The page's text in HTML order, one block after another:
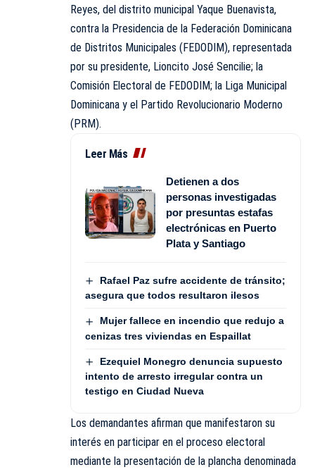
Reyes, del distrito municipal Yaque Buenavista,
contra la Presidencia de la Federación Dominicana
de Distritos Municipales (FEDODIM), representada
por su presidente, Lioncito José Sencilie; la
Comisión Electoral de FEDODIM; la Liga Municipal
Dominicana y el Partido Revolucionario Moderno
(PRM).
Leer Más
Detienen a dos
personas investigadas
por presuntas estafas
electrónicas en Puerto
Plata y Santiago
Rafael Paz sufre accidente de tránsito;
asegura que todos resultaron ilesos
Mujer fallece en incendio que redujo a
cenizas tres viviendas en Espaillat
Ezequiel Monegro denuncia supuesto
intento de arresto irregular contra un
testigo en Ciudad Nueva
Los demandantes afirman que manifestaron su
interés en participar en el proceso electoral
mediante la presentación de la plancha denominada